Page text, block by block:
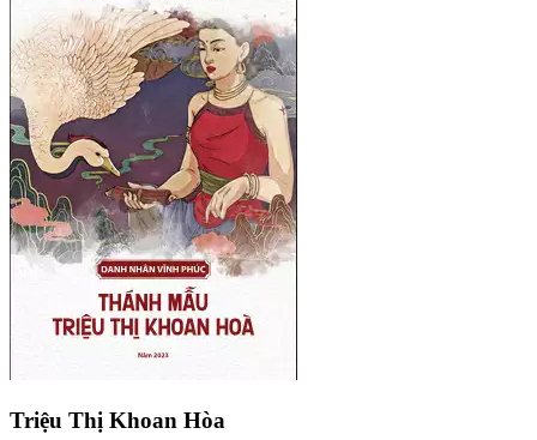
Triệu Thị Khoan Hòa